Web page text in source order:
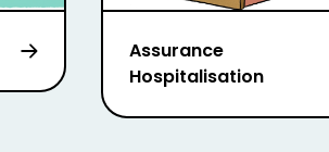
Assurance
Hospitalisation